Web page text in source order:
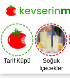
Tarif Küpü
Soğuk
İçecekler